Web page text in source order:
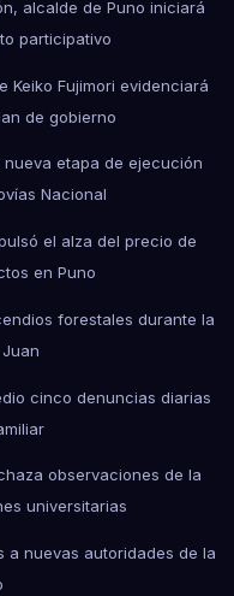
alcalde de Puno iniciará
participativo
Keiko Fujimori evidenciará
de gobierno
etapa de ejecución
Nacional
el alza del precio de
en Puno
forestales durante la
cinco denuncias diarias
observaciones de la
universitarias
a nuevas autoridades de la